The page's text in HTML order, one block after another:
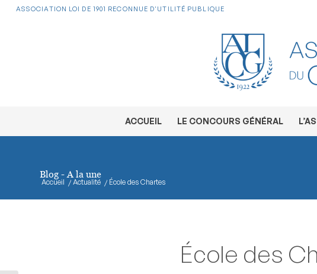
ASSOCIATION LOI DE 1901 RECONNUE D'UTILITÉ PUBLIQUE
ACCUEIL LE CONCOURS GÉNÉRAL
Blog - A la une
Accueil / Actualité / École des Chartes
École des